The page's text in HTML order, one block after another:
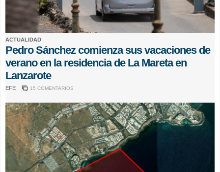
ACTUALIDAD
Pedro Sánchez comienza sus vacaciones de
verano en la residencia de La Mareta en
Lanzarote
EFE 15 COMENTARIOS